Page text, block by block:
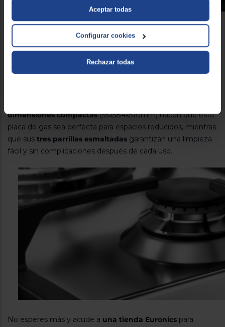
Aceptar todas
Configurar cookies
Rechazar todas
Diseño con acabados en negro y material de
cristal de alta calidad
Por último, cabe destacar que laplaca de gas Cata CIB
dimensiones compactas(55x584x510mm) hacen que esta
placa de gas sea perfecta para espacios reducidos, mientras
que sus tres parrillas esmaltadas garantizan una limpieza
fácil y sin complicaciones después de cada uso.
No esperes más y acude a una tienda Euronics para